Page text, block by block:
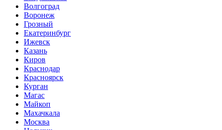
Волгоград
Воронеж
Грозный
Екатеринбург
Ижевск
Казань
Киров
Краснодар
Красноярск
Курган
Магас
Майкоп
Махачкала
Москва